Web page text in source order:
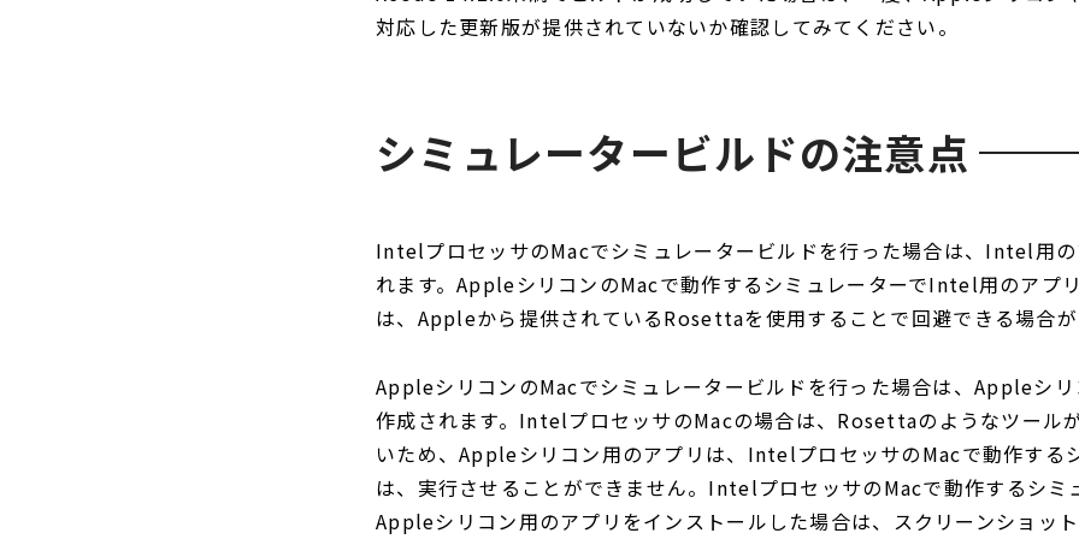
対応した更新版が提供されていないか確認してみてください。
シミュレータービルドの注意点
IntelプロセッサのMacでシミュレータービルドを行った場合は、Intel用
れます。AppleシリコンのMacで動作するシミュレーターでIntel用のアプ
は、Appleから提供されているRosettaを使用することで回避できる場合
AppleシリコンのMacでシミュレータービルドを行った場合は、Appleシ
作成されます。IntelプロセッサのMacの場合は、Rosettaのようなツール
いため、Appleシリコン用のアプリは、IntelプロセッサのMacで動作する
は、実行させることができません。IntelプロセッサのMacで動作するシミ
Appleシリコン用のアプリをインストールした場合は、スクリーンショッ